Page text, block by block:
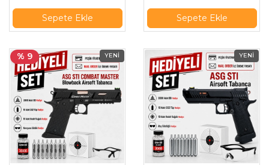
Sepete Ekle Sepete Ekle
% 9